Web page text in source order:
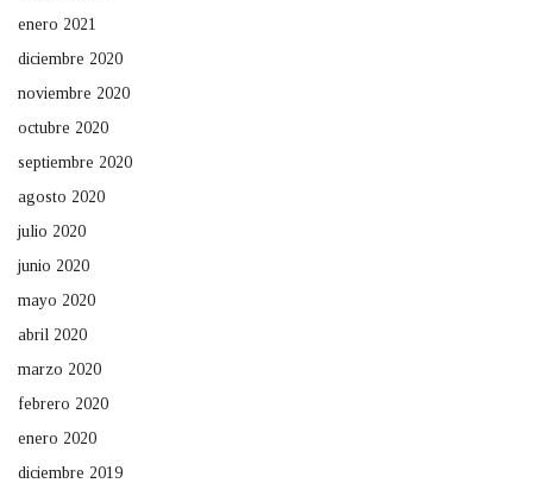
enero 2021
diciembre 2020
noviembre 2020
octubre 2020
septiembre 2020
agosto 2020
julio 2020
junio 2020
mayo 2020
abril 2020
marzo 2020
febrero 2020
enero 2020
diciembre 2019